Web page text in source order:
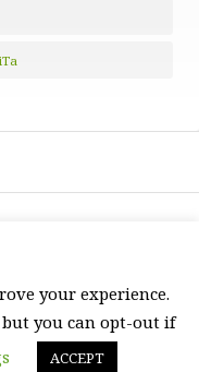
· Fränkisches
·RSS-Feed·
your experience.
you can opt-out if
ACCEPT